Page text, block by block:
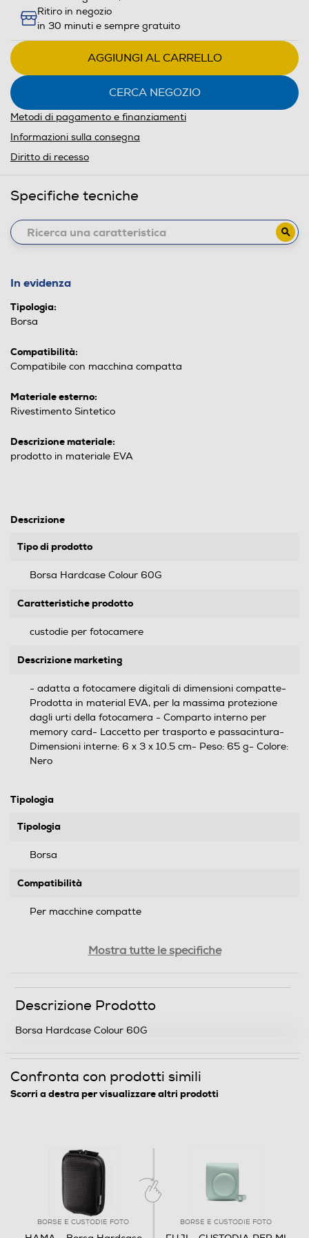
Ritiro in negozio
in 30 minuti e sempre gratuito
AGGIUNGI AL CARRELLO
CERCA NEGOZIO
Metodi di pagamento e finanziamenti
Informazioni sulla consegna
Diritto di recesso
Specifiche tecniche
In evidenza
Tipologia:
Borsa
Compatibilità:
Compatibile con macchina compatta
Materiale esterno:
Rivestimento Sintetico
Descrizione materiale:
prodotto in materiale EVA
Descrizione
Tipo di prodotto
Borsa Hardcase Colour 60G
Caratteristiche prodotto
custodie per fotocamere
Descrizione marketing
- adatta a fotocamere digitali di dimensioni compatte-
Prodotta in material EVA, per la massima protezione
dagli urti della fotocamera - Comparto interno per
memory card- Laccetto per trasporto e passacintura-
Dimensioni interne: 6 x 3 x 10.5 cm- Peso: 65 g- Colore:
Nero
Tipologia
Tipologia
Borsa
Compatibilità
Per macchine compatte
Dettagli strutturali
Sintetico
Descrizione materiale
prodotto in materiale EVA
Scomparti regolabili
Dimensioni - Peso
Altezza-mm
Mostra tutte le specifiche
Descrizione Prodotto
Borsa Hardcase Colour 60G
Confronta con prodotti simili
Scorri a destra per visualizzare altri prodotti
BORSE E CUSTODIE FOTO BORSE E CUSTODIE FOTO